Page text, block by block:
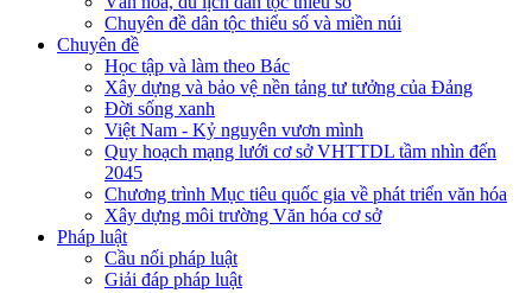
Chuyên đề dân tộc thiểu số và miền núi
Chuyên đề
Học tập và làm theo Bác
Xây dựng và bảo vệ nền tảng tư tưởng của Đảng
Đời sống xanh
Việt Nam - Kỷ nguyên vươn mình
Quy hoạch mạng lưới cơ sở VHTTDL tầm nhìn đến
2045
Chương trình Mục tiêu quốc gia về phát triển văn hóa
Xây dựng môi trường Văn hóa cơ sở
Pháp luật
Cầu nối pháp luật
Giải đáp pháp luật